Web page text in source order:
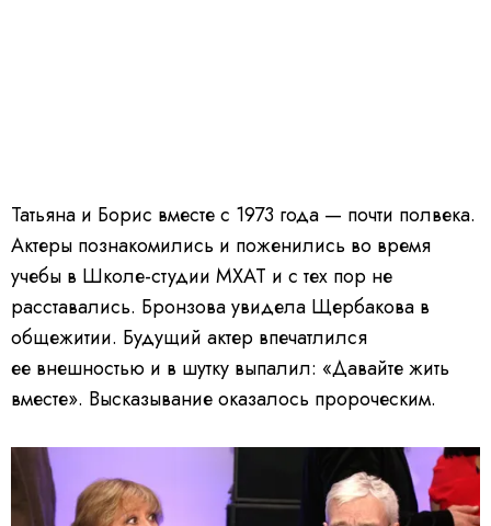
Татьяна и Борис вместе с 1973 года — почти полвека.
Актеры познакомились и поженились во время
учебы в Школе-студии МХАТ и с тех пор не
расставались. Бронзова увидела Щербакова в
общежитии. Будущий актер впечатлился
ее внешностью и в шутку выпалил: «Давайте жить
вместе». Высказывание оказалось пророческим.